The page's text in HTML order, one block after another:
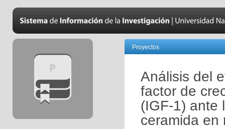
Proyectos
Análisis del
factor de
(IGF-1) ante
ceramida en